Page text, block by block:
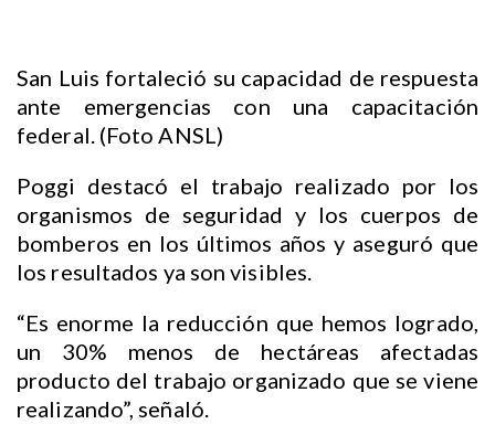
San Luis fortaleció su capacidad de respuesta
ante emergencias con una capacitación
federal. (Foto ANSL)
Poggi destacó el trabajo realizado por los
organismos de seguridad y los cuerpos de
bomberos en los últimos años y aseguró que
los resultados ya son visibles.
“Es enorme la reducción que hemos logrado,
un 30% menos de hectáreas afectadas
producto del trabajo organizado que se viene
realizando”, señaló.